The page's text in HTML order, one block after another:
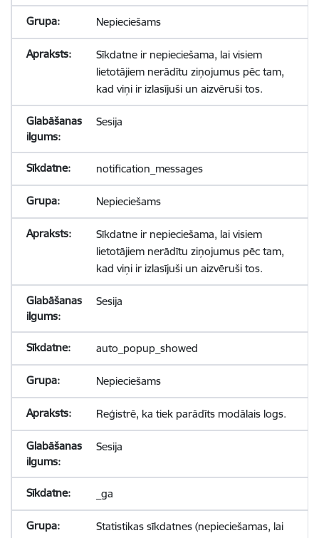
Nepieciešams
Sīkdatne ir nepieciešama, lai visiem
lietotājiem nerādītu ziņojumus pēc tam,
kad viņi ir izlasījuši un aizvēruši tos.
Sesija
notification_messages
Nepieciešams
Sīkdatne ir nepieciešama, lai visiem
lietotājiem nerādītu ziņojumus pēc tam,
kad viņi ir izlasījuši un aizvēruši tos.
Sesija
auto_popup_showed
Nepieciešams
Reģistrē, ka tiek parādīts modālais logs.
Sesija
_ga
Statistikas sīkdatnes (nepieciešamas, lai